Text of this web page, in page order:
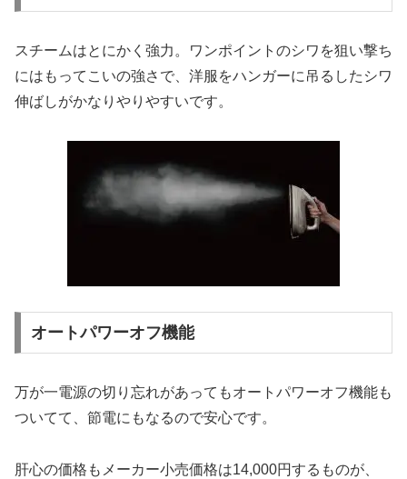
スチームはとにかく強力。ワンポイントのシワを狙い撃ち
にはもってこいの強さで、洋服をハンガーに吊るしたシワ
伸ばしがかなりやりやすいです。
オートパワーオフ機能
万が一電源の切り忘れがあってもオートパワーオフ機能も
ついてて、節電にもなるので安心です。
肝心の価格もメーカー小売価格は14,000円するものが、